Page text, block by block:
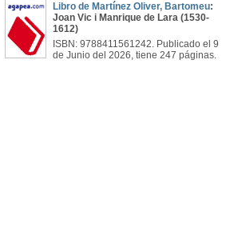
Libro de Martínez Oliver, Bartomeu:
Joan Vic i Manrique de Lara (1530-
1612)
ISBN: 9788411561242. Publicado el 9
de Junio del 2026, tiene 247 páginas.